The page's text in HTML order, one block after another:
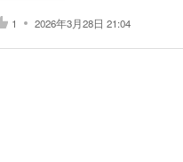
1 2026年3月28日 21:04